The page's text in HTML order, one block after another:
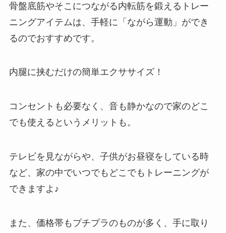
骨盤底筋やそこにつながる内転筋を鍛えるトレー
ニングアイテムは、手軽に「ながら運動」ができ
るのでおすすめです。
内腿に挟むだけの簡単エクササイズ！
コンセントも必要なく、音も静かなので家のどこ
でも使えるというメリットも。
テレビを見ながらや、子供がお昼寝をしている時
など、家の中でいつでもどこでもトレーニングが
できますよ♪
また、価格帯もプチプラのものが多く、手に取り